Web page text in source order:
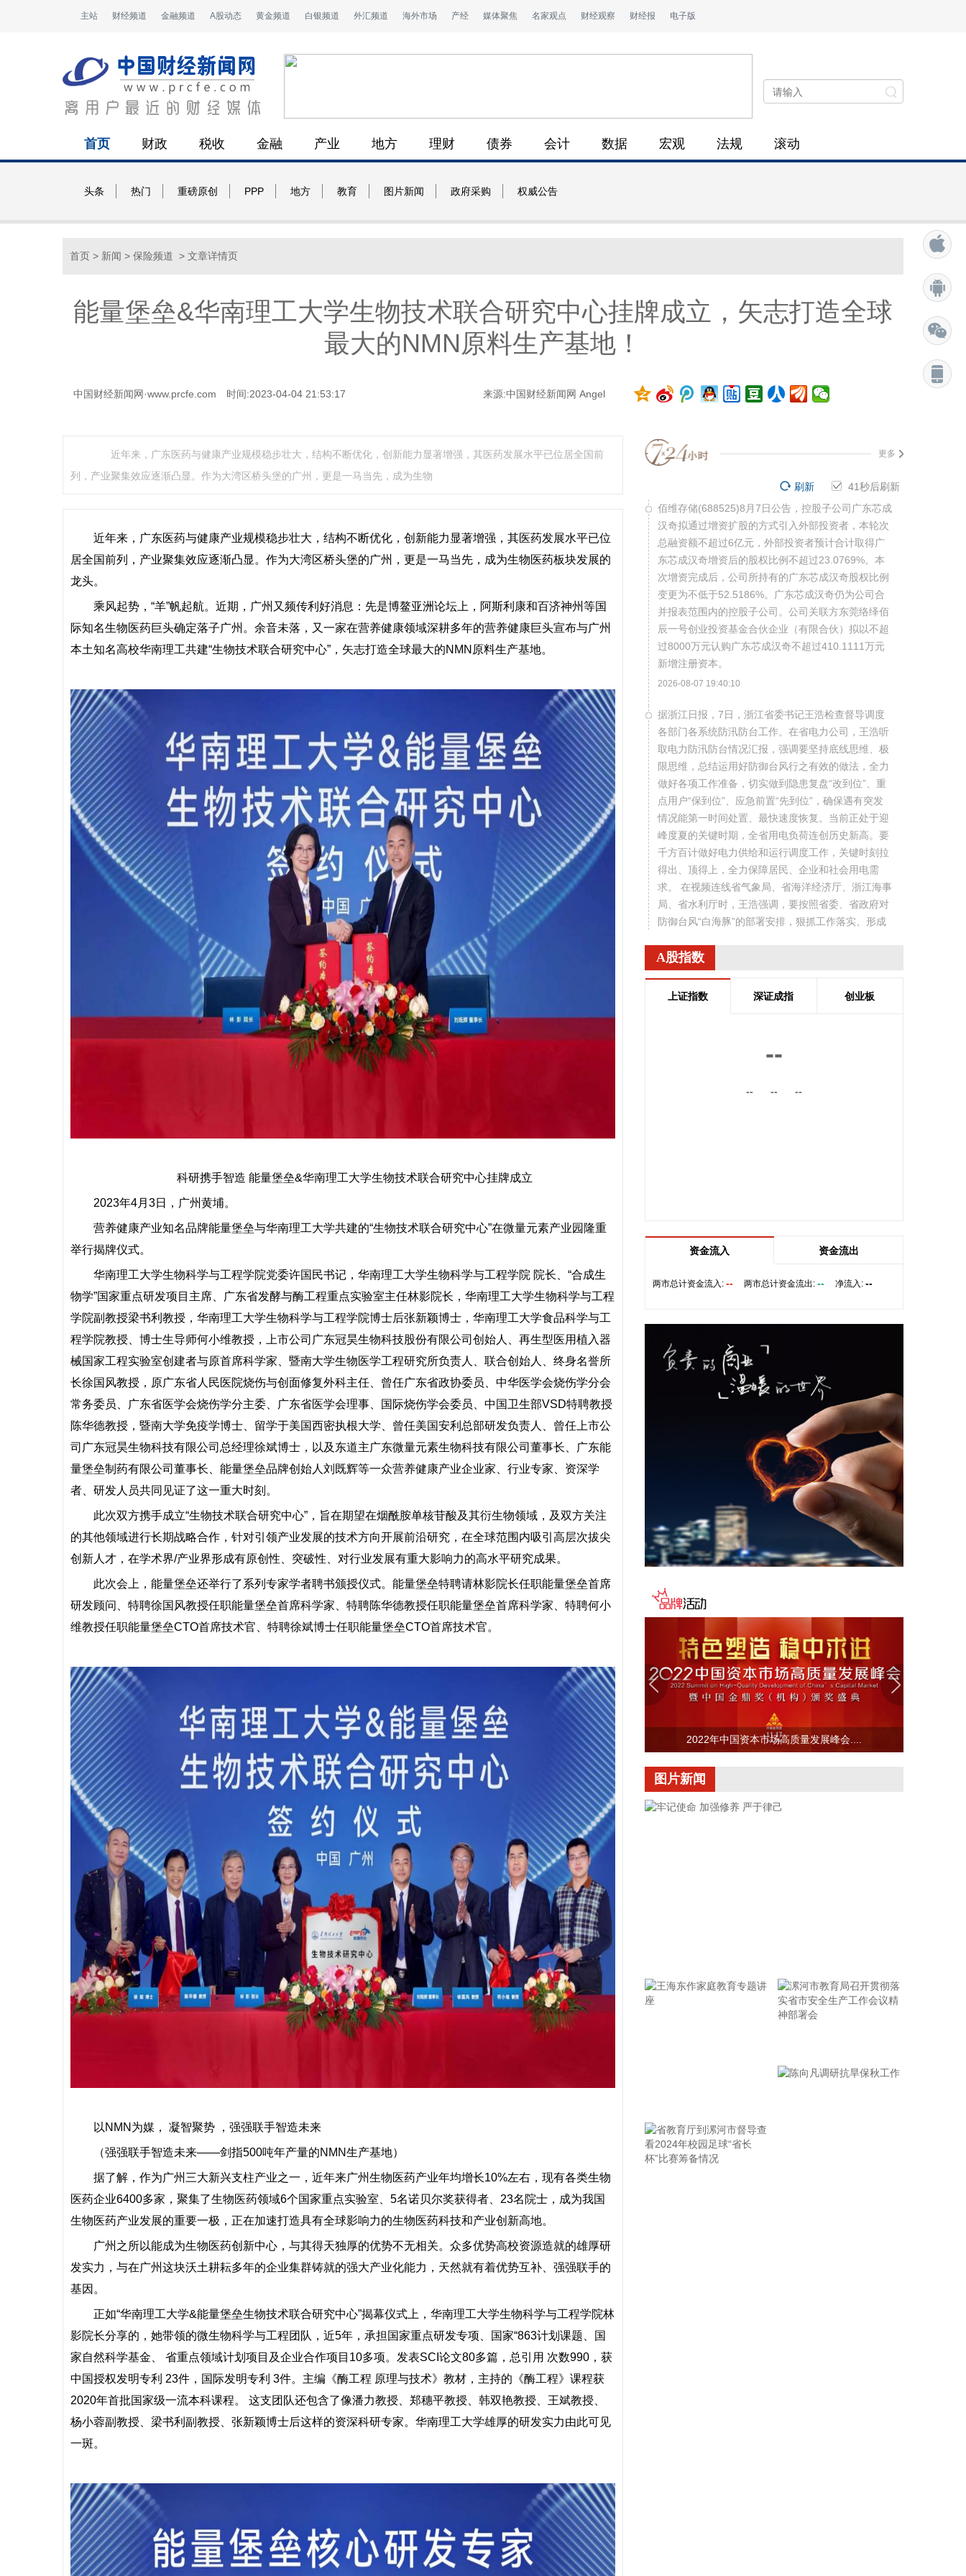
主站 财经频道 金融频道 A股动态 黄金频道 白银频道 外汇频道 海外市场 产经 媒体聚焦 名家观点 财经观察 财经报 电子版
首页 财政 税收 金融 产业 地方 理财 债券 会计 数据 宏观 法规 滚动
头条 热门 重磅原创 PPP 地方 教育 图片新闻 政府采购 权威公告
首页 > 新闻 > 保险频道 > 文章详情页
能量堡垒&华南理工大学生物技术联合研究中心挂牌成立，矢志打造全球
最大的NMN原料生产基地！
中国财经新闻网·www.prcfe.com 时间:2023-04-04 21:53:17 来源:中国财经新闻网 Angel
近年来，广东医药与健康产业规模稳步壮大，结构不断优化，创新能力显著增强，其医药发展水平已位居全国前
列，产业聚集效应逐渐凸显。作为大湾区桥头堡的广州，更是一马当先，成为生物
近年来，广东医药与健康产业规模稳步壮大，结构不断优化，创新能力显著增强，其医药发展水平已位
居全国前列，产业聚集效应逐渐凸显。作为大湾区桥头堡的广州，更是一马当先，成为生物医药板块发展的
龙头。
乘风起势，“羊”帆起航。近期，广州又频传利好消息：先是博鳌亚洲论坛上，阿斯利康和百济神州等国
际知名生物医药巨头确定落子广州。余音未落，又一家在营养健康领域深耕多年的营养健康巨头宣布与广州
本土知名高校华南理工共建“生物技术联合研究中心”，矢志打造全球最大的NMN原料生产基地。
科研携手智造 能量堡垒&华南理工大学生物技术联合研究中心挂牌成立
2023年4月3日，广州黄埔。
营养健康产业知名品牌能量堡垒与华南理工大学共建的“生物技术联合研究中心”在微量元素产业园隆重
举行揭牌仪式。
华南理工大学生物科学与工程学院党委许国民书记，华南理工大学生物科学与工程学院 院长、“合成生
物学”国家重点研发项目主席、广东省发酵与酶工程重点实验室主任林影院长，华南理工大学生物科学与工程
学院副教授梁书利教授，华南理工大学生物科学与工程学院博士后张新颖博士，华南理工大学食品科学与工
程学院教授、博士生导师何小维教授，上市公司广东冠昊生物科技股份有限公司创始人、再生型医用植入器
械国家工程实验室创建者与原首席科学家、暨南大学生物医学工程研究所负责人、联合创始人、终身名誉所
长徐国风教授，原广东省人民医院烧伤与创面修复外科主任、曾任广东省政协委员、中华医学会烧伤学分会
常务委员、广东省医学会烧伤学分主委、广东省医学会理事、国际烧伤学会委员、中国卫生部VSD特聘教授
陈华德教授，暨南大学免疫学博士、留学于美国西密执根大学、曾任美国安利总部研发负责人、曾任上市公
司广东冠昊生物科技有限公司总经理徐斌博士，以及东道主广东微量元素生物科技有限公司董事长、广东能
量堡垒制药有限公司董事长、能量堡垒品牌创始人刘既辉等一众营养健康产业企业家、行业专家、资深学
者、研发人员共同见证了这一重大时刻。
此次双方携手成立“生物技术联合研究中心”，旨在期望在烟酰胺单核苷酸及其衍生物领域，及双方关注
的其他领域进行长期战略合作，针对引领产业发展的技术方向开展前沿研究，在全球范围内吸引高层次拔尖
创新人才，在学术界/产业界形成有原创性、突破性、对行业发展有重大影响力的高水平研究成果。
此次会上，能量堡垒还举行了系列专家学者聘书颁授仪式。能量堡垒特聘请林影院长任职能量堡垒首席
研发顾问、特聘徐国风教授任职能量堡垒首席科学家、特聘陈华德教授任职能量堡垒首席科学家、特聘何小
维教授任职能量堡垒CTO首席技术官、特聘徐斌博士任职能量堡垒CTO首席技术官。
​以NMN为媒， 凝智聚势 ，强强联手智造未来
（强强联手智造未来——剑指500吨年产量的NMN生产基地）
据了解，作为广州三大新兴支柱产业之一，近年来广州生物医药产业年均增长10%左右，现有各类生物
医药企业6400多家，聚集了生物医药领域6个国家重点实验室、5名诺贝尔奖获得者、23名院士，成为我国
生物医药产业发展的重要一极，正在加速打造具有全球影响力的生物医药科技和产业创新高地。
广州之所以能成为生物医药创新中心，与其得天独厚的优势不无相关。众多优势高校资源造就的雄厚研
发实力，与在广州这块沃土耕耘多年的企业集群铸就的强大产业化能力，天然就有着优势互补、强强联手的
基因。
正如“华南理工大学&能量堡垒生物技术联合研究中心”揭幕仪式上，华南理工大学生物科学与工程学院林
影院长分享的，她带领的微生物科学与工程团队，近5年，承担国家重点研发专项、国家“863计划课题、国
家自然科学基金、 省重点领域计划项目及企业合作项目10多项。发表SCI论文80多篇，总引用 次数990，获
中国授权发明专利 23件，国际发明专利 3件。主编《酶工程 原理与技术》教材，主持的《酶工程》课程获
2020年首批国家级一流本科课程。 这支团队还包含了像潘力教授、郑穗平教授、韩双艳教授、王斌教授、
杨小蓉副教授、梁书利副教授、张新颖博士后这样的资深科研专家。华南理工大学雄厚的研发实力由此可见
一斑。
更多
39秒后刷新
刷新
佰维存储(688525)8月7日公告，控股子公司广东芯成
汉奇拟通过增资扩股的方式引入外部投资者，本轮次
总融资额不超过6亿元，外部投资者预计合计取得广
东芯成汉奇增资后的股权比例不超过23.0769%。本
次增资完成后，公司所持有的广东芯成汉奇股权比例
变更为不低于52.5186%。广东芯成汉奇仍为公司合
并报表范围内的控股子公司。公司关联方东莞络绎佰
辰一号创业投资基金合伙企业（有限合伙）拟以不超
过8000万元认购广东芯成汉奇不超过410.1111万元
新增注册资本。
2026-08-07 19:40:10
据浙江日报，7日，浙江省委书记王浩检查督导调度
各部门各系统防汛防台工作。在省电力公司，王浩听
取电力防汛防台情况汇报，强调要坚持底线思维、极
限思维，总结运用好防御台风行之有效的做法，全力
做好各项工作准备，切实做到隐患复盘“改到位”、重
点用户“保到位”、应急前置“先到位”，确保遇有突发
情况能第一时间处置、最快速度恢复。当前正处于迎
峰度夏的关键时期，全省用电负荷连创历史新高。要
千方百计做好电力供给和运行调度工作，关键时刻拉
得出、顶得上，全力保障居民、企业和社会用电需
求。 在视频连线省气象局、省海洋经济厅、浙江海事
局、省水利厅时，王浩强调，要按照省委、省政府对
防御台风“白海豚”的部署安排，狠抓工作落实、形成
早报快报多报，特别是加强暴雨、小流域山洪、地质
灾害、城市内涝等专题预报，进一步提高预报及时
性、精准度。要严格落实好各项海上管控措施，做到
固应急措施，切实筑牢安全防线。
计服务的卫星、火箭数量达684颗。
元，上年同期亏损2296.17万元，同比亏损收窄。报
告期内，公司前期推出的新产品持续推广、客户导入
及规模出货，叠加市场景气度回升、终端需求回暖影
响，公司营收规模保持稳健增长态势。
立昂微(605358)8月7日披露半年报，2026年上半
年，公司实现营业总收入20.94亿元，同比增长
25.72%；实现归属于上市公司股东的净利润8397.26
万元，上年同期亏损1.27亿元，同比扭亏为盈；基本
每股收益0.12元。报告期内，半导体硅片板块盈利水
平大幅改善，公司12英寸硅片实现收入6.13亿元，同
比增长74.02%。
8月7日，2026全球智能制造与电子产品博览会（AIE
本届博览会定于12月3日至5日举办，延续首届“一展
双城”办展模式，锚定“中国智造首发平台”定位，聚焦
人工智能全产业链，着力打造大湾区智能制造链接全
球的重要窗口。本届博览会将在珠海、澳门两地同步
2026-08-07 19:24:10
与泉州市能源发展集团有限公司（简称“泉州能源集
能源”）签署分布式光伏项目三方合作协议。三方将以
100%股权并募集配套资金。公司于8月7日召开第二
届董事会第二十三次会议，同意公司终止发行股份及
支付现金购买资产并募集配套资金事项并撤回申请文
建、江西启动洪水防御Ⅳ级应急响应，督促指导地方
水利部门密切关注台风“白海豚”动向和雨水情变化，
强化应急值守和会商研判，加强监测预报预警，科学
A股指数
上证指数 深证成指 创业板
--
-- -- --
资金流入 资金流出
两市总计资金流入: -- 两市总计资金流出: -- 净流入: --
2022年中国资本市场高质量发展峰会....
图片新闻
座
实省市安全生产工作会议